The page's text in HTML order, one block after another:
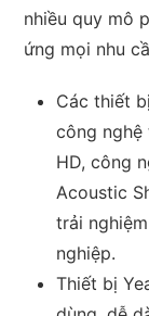
nhiều quy mô
ứng mọi nhu
Các thiết
công nghệ
HD, công
Acoustic
trải
nghiệp.
Thiết bị